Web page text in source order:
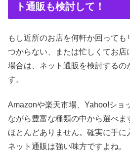
ト通販も検討して！
もし近所のお店を何軒か回って
つからない、または忙しくてお店
場合は、ネット通販を検討するの
す。
Amazonや楽天市場、Yahoo!ショ
ながら豊富な種類の中から選べま
ほとんどありません。確実に手に
ネット通販は強い味方ですよね。